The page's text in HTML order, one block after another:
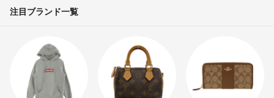
注目ブランド一覧